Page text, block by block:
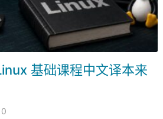
基础课程中文译本来
0